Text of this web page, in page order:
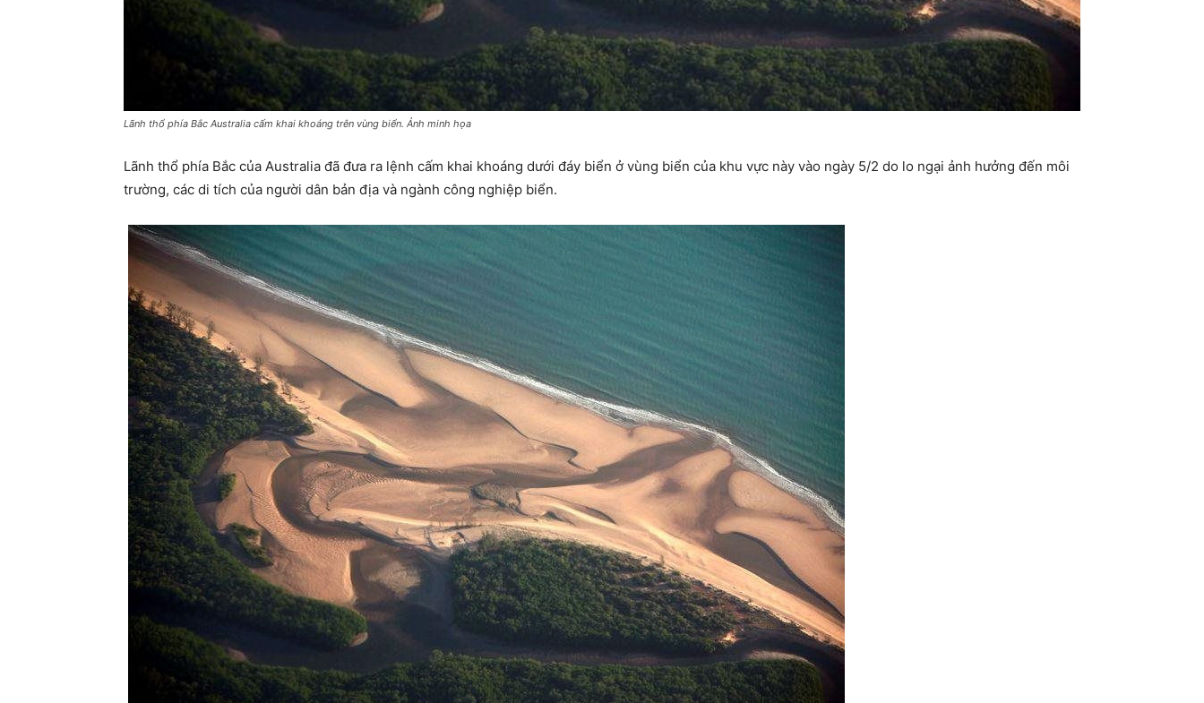
Lãnh thổ phía Bắc Australia cấm khai khoáng trên vùng biển. Ảnh minh họa
Lãnh thổ phía Bắc của Australia đã đưa ra lệnh cấm khai khoáng dưới đáy biển ở vùng biển của khu vực này vào ngày 5/2 do lo ngại ảnh hưởng đến môi
trường, các di tích của người dân bản địa và ngành công nghiệp biển.